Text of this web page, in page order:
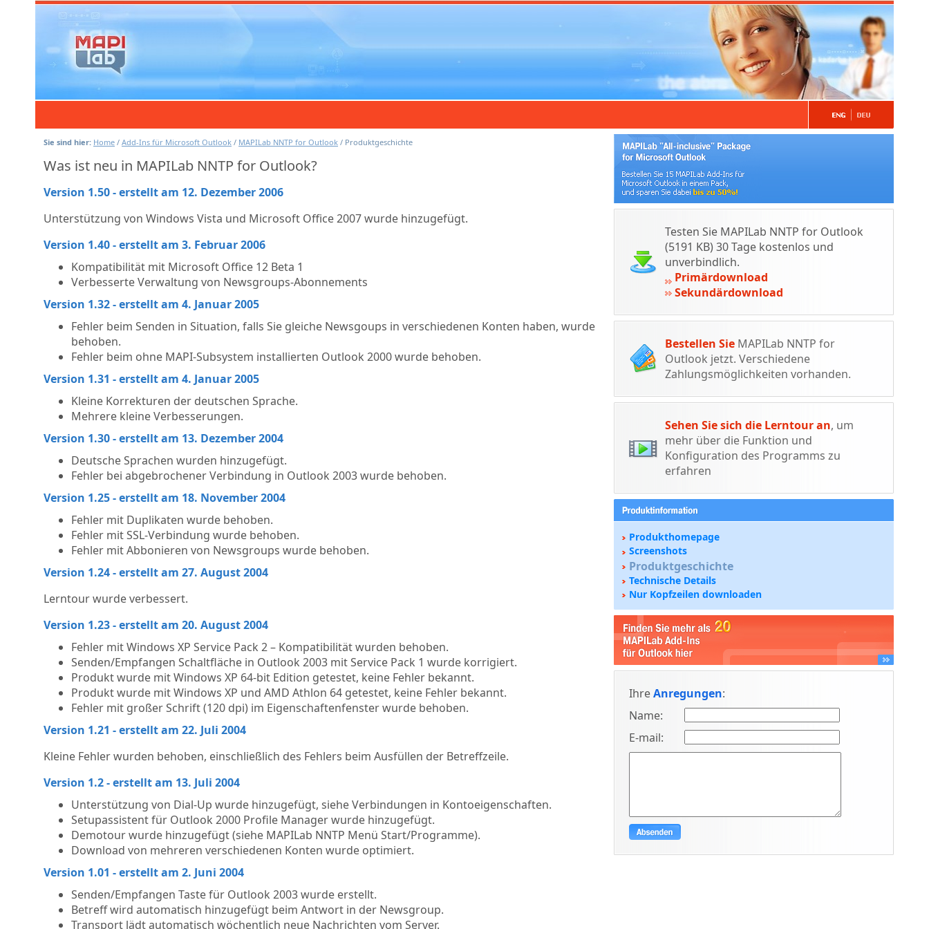
Sie sind hier: Home / Add-Ins für Microsoft Outlook / MAPILab NNTP for Outlook / Produktgeschichte
Was ist neu in MAPILab NNTP for Outlook?
Version 1.50 - erstellt am 12. Dezember 2006
Unterstützung von Windows Vista und Microsoft Office 2007 wurde hinzugefügt.
Version 1.40 - erstellt am 3. Februar 2006
Kompatibilität mit Microsoft Office 12 Beta 1
Verbesserte Verwaltung von Newsgroups-Abonnements
Version 1.32 - erstellt am 4. Januar 2005
Fehler beim Senden in Situation, falls Sie gleiche Newsgoups in verschiedenen Konten haben, wurde
behoben.
Fehler beim ohne MAPI-Subsystem installierten Outlook 2000 wurde behoben.
Version 1.31 - erstellt am 4. Januar 2005
Kleine Korrekturen der deutschen Sprache.
Mehrere kleine Verbesserungen.
Version 1.30 - erstellt am 13. Dezember 2004
Deutsche Sprachen wurden hinzugefügt.
Fehler bei abgebrochener Verbindung in Outlook 2003 wurde behoben.
Version 1.25 - erstellt am 18. November 2004
Fehler mit Duplikaten wurde behoben.
Fehler mit SSL-Verbindung wurde behoben.
Fehler mit Abbonieren von Newsgroups wurde behoben.
Version 1.24 - erstellt am 27. August 2004
Lerntour wurde verbessert.
Version 1.23 - erstellt am 20. August 2004
Fehler mit Windows XP Service Pack 2 – Kompatibilität wurden behoben.
Senden/Empfangen Schaltfläche in Outlook 2003 mit Service Pack 1 wurde korrigiert.
Produkt wurde mit Windows XP 64-bit Edition getestet, keine Fehler bekannt.
Produkt wurde mit Windows XP und AMD Athlon 64 getestet, keine Fehler bekannt.
Fehler mit großer Schrift (120 dpi) im Eigenschaftenfenster wurde behoben.
Version 1.21 - erstellt am 22. Juli 2004
Kleine Fehler wurden behoben, einschließlich des Fehlers beim Ausfüllen der Betreffzeile.
Version 1.2 - erstellt am 13. Juli 2004
Unterstützung von Dial-Up wurde hinzugefügt, siehe Verbindungen in Kontoeigenschaften.
Setupassistent für Outlook 2000 Profile Manager wurde hinzugefügt.
Demotour wurde hinzugefügt (siehe MAPILab NNTP Menü Start/Programme).
Download von mehreren verschiedenen Konten wurde optimiert.
Version 1.01 - erstellt am 2. Juni 2004
Senden/Empfangen Taste für Outlook 2003 wurde erstellt.
Betreff wird automatisch hinzugefügt beim Antwort in der Newsgroup.
Transport lädt automatisch wöchentlich neue Nachrichten vom Server.
Testen Sie MAPILab NNTP for Outlook
(5191 KB) 30 Tage kostenlos und
unverbindlich.
Primärdownload
Sekundärdownload
Bestellen Sie MAPILab NNTP for
Outlook jetzt. Verschiedene
Zahlungsmöglichkeiten vorhanden.
Sehen Sie sich die Lerntour an, um
mehr über die Funktion und
Konfiguration des Programms zu
erfahren
Produkthomepage
Screenshots
Produktgeschichte
Technische Details
Nur Kopfzeilen downloaden
IhreAnregungen:
Name:
E-mail: